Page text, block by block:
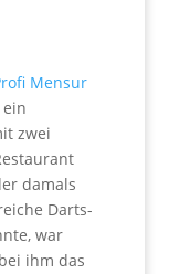
Mensur
ein
zwei
damals
Darts-
war
ihm das